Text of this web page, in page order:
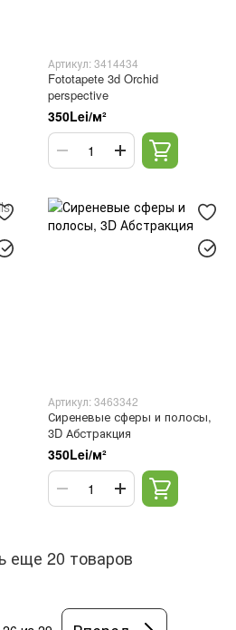
Артикул: 3414434
Fototapete 3d Orchid
perspective
350Lei/м²
Артикул: 3463342
Сиреневые сферы и полосы,
3D Абстракция
350Lei/м²
еще 20 товаров